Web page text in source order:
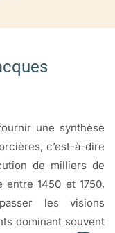
une synthèse
c’est-à-dire
de milliers de
1450 et 1750,
les visions
dominant souvent